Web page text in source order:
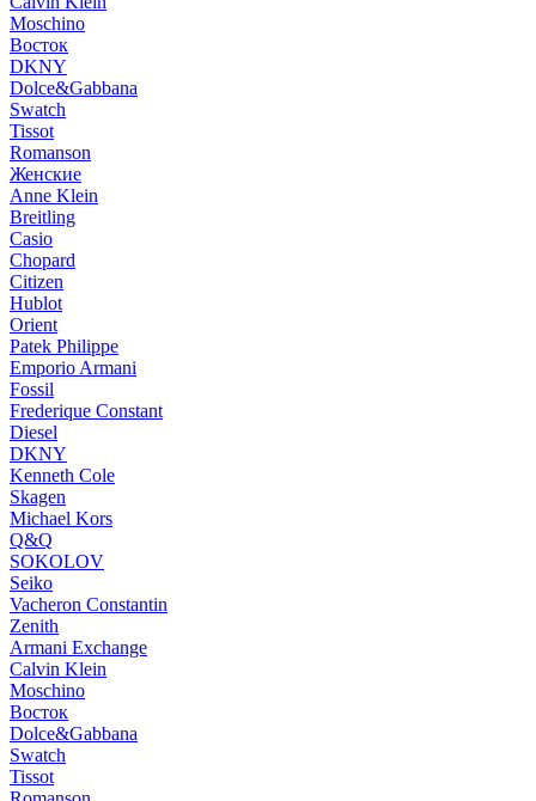
Moschino
Восток
DKNY
Dolce&Gabbana
Swatch
Tissot
Romanson
Женские
Anne Klein
Breitling
Casio
Chopard
Citizen
Hublot
Orient
Patek Philippe
Emporio Armani
Fossil
Frederique Constant
Diesel
DKNY
Kenneth Cole
Skagen
Michael Kors
Q&Q
SOKOLOV
Seiko
Vacheron Constantin
Zenith
Armani Exchange
Calvin Klein
Moschino
Восток
Dolce&Gabbana
Swatch
Tissot